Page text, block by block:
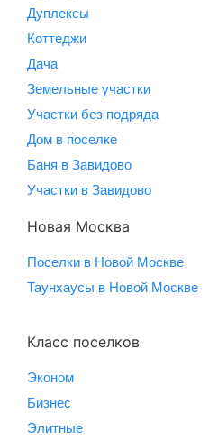
Дуплексы
Коттеджи
Дача
Земельные участки
Участки без подряда
Дом в поселке
Баня в Завидово
Участки в Завидово
Новая Москва
Поселки в Новой Москве
Таунхаусы в Новой Москве
Класс поселков
Эконом
Бизнес
Элитные